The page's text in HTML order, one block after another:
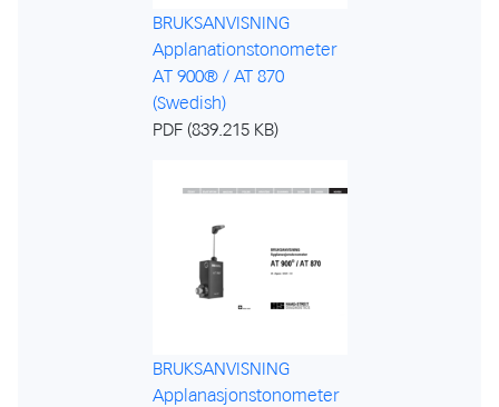
BRUKSANVISNING
Applanationstonometer
AT 900® / AT 870
(Swedish)
PDF (839.215 KB)
BRUKSANVISNING
Applanasjonstonometer